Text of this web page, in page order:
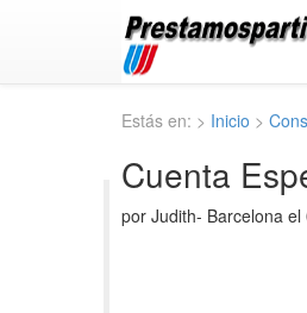
Estás en: > Inicio >
Cuenta
por Judith- Barcelona